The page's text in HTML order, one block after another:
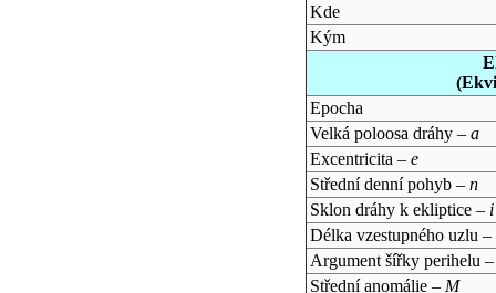
Kde
Kým
Epocha
Velká poloosa dráhy – a
Excentricita – e
Střední denní pohyb – n
Sklon dráhy k ekliptice – i
Délka vzestupného uzlu –
Argument šířky perihelu
Střední anomálie – M